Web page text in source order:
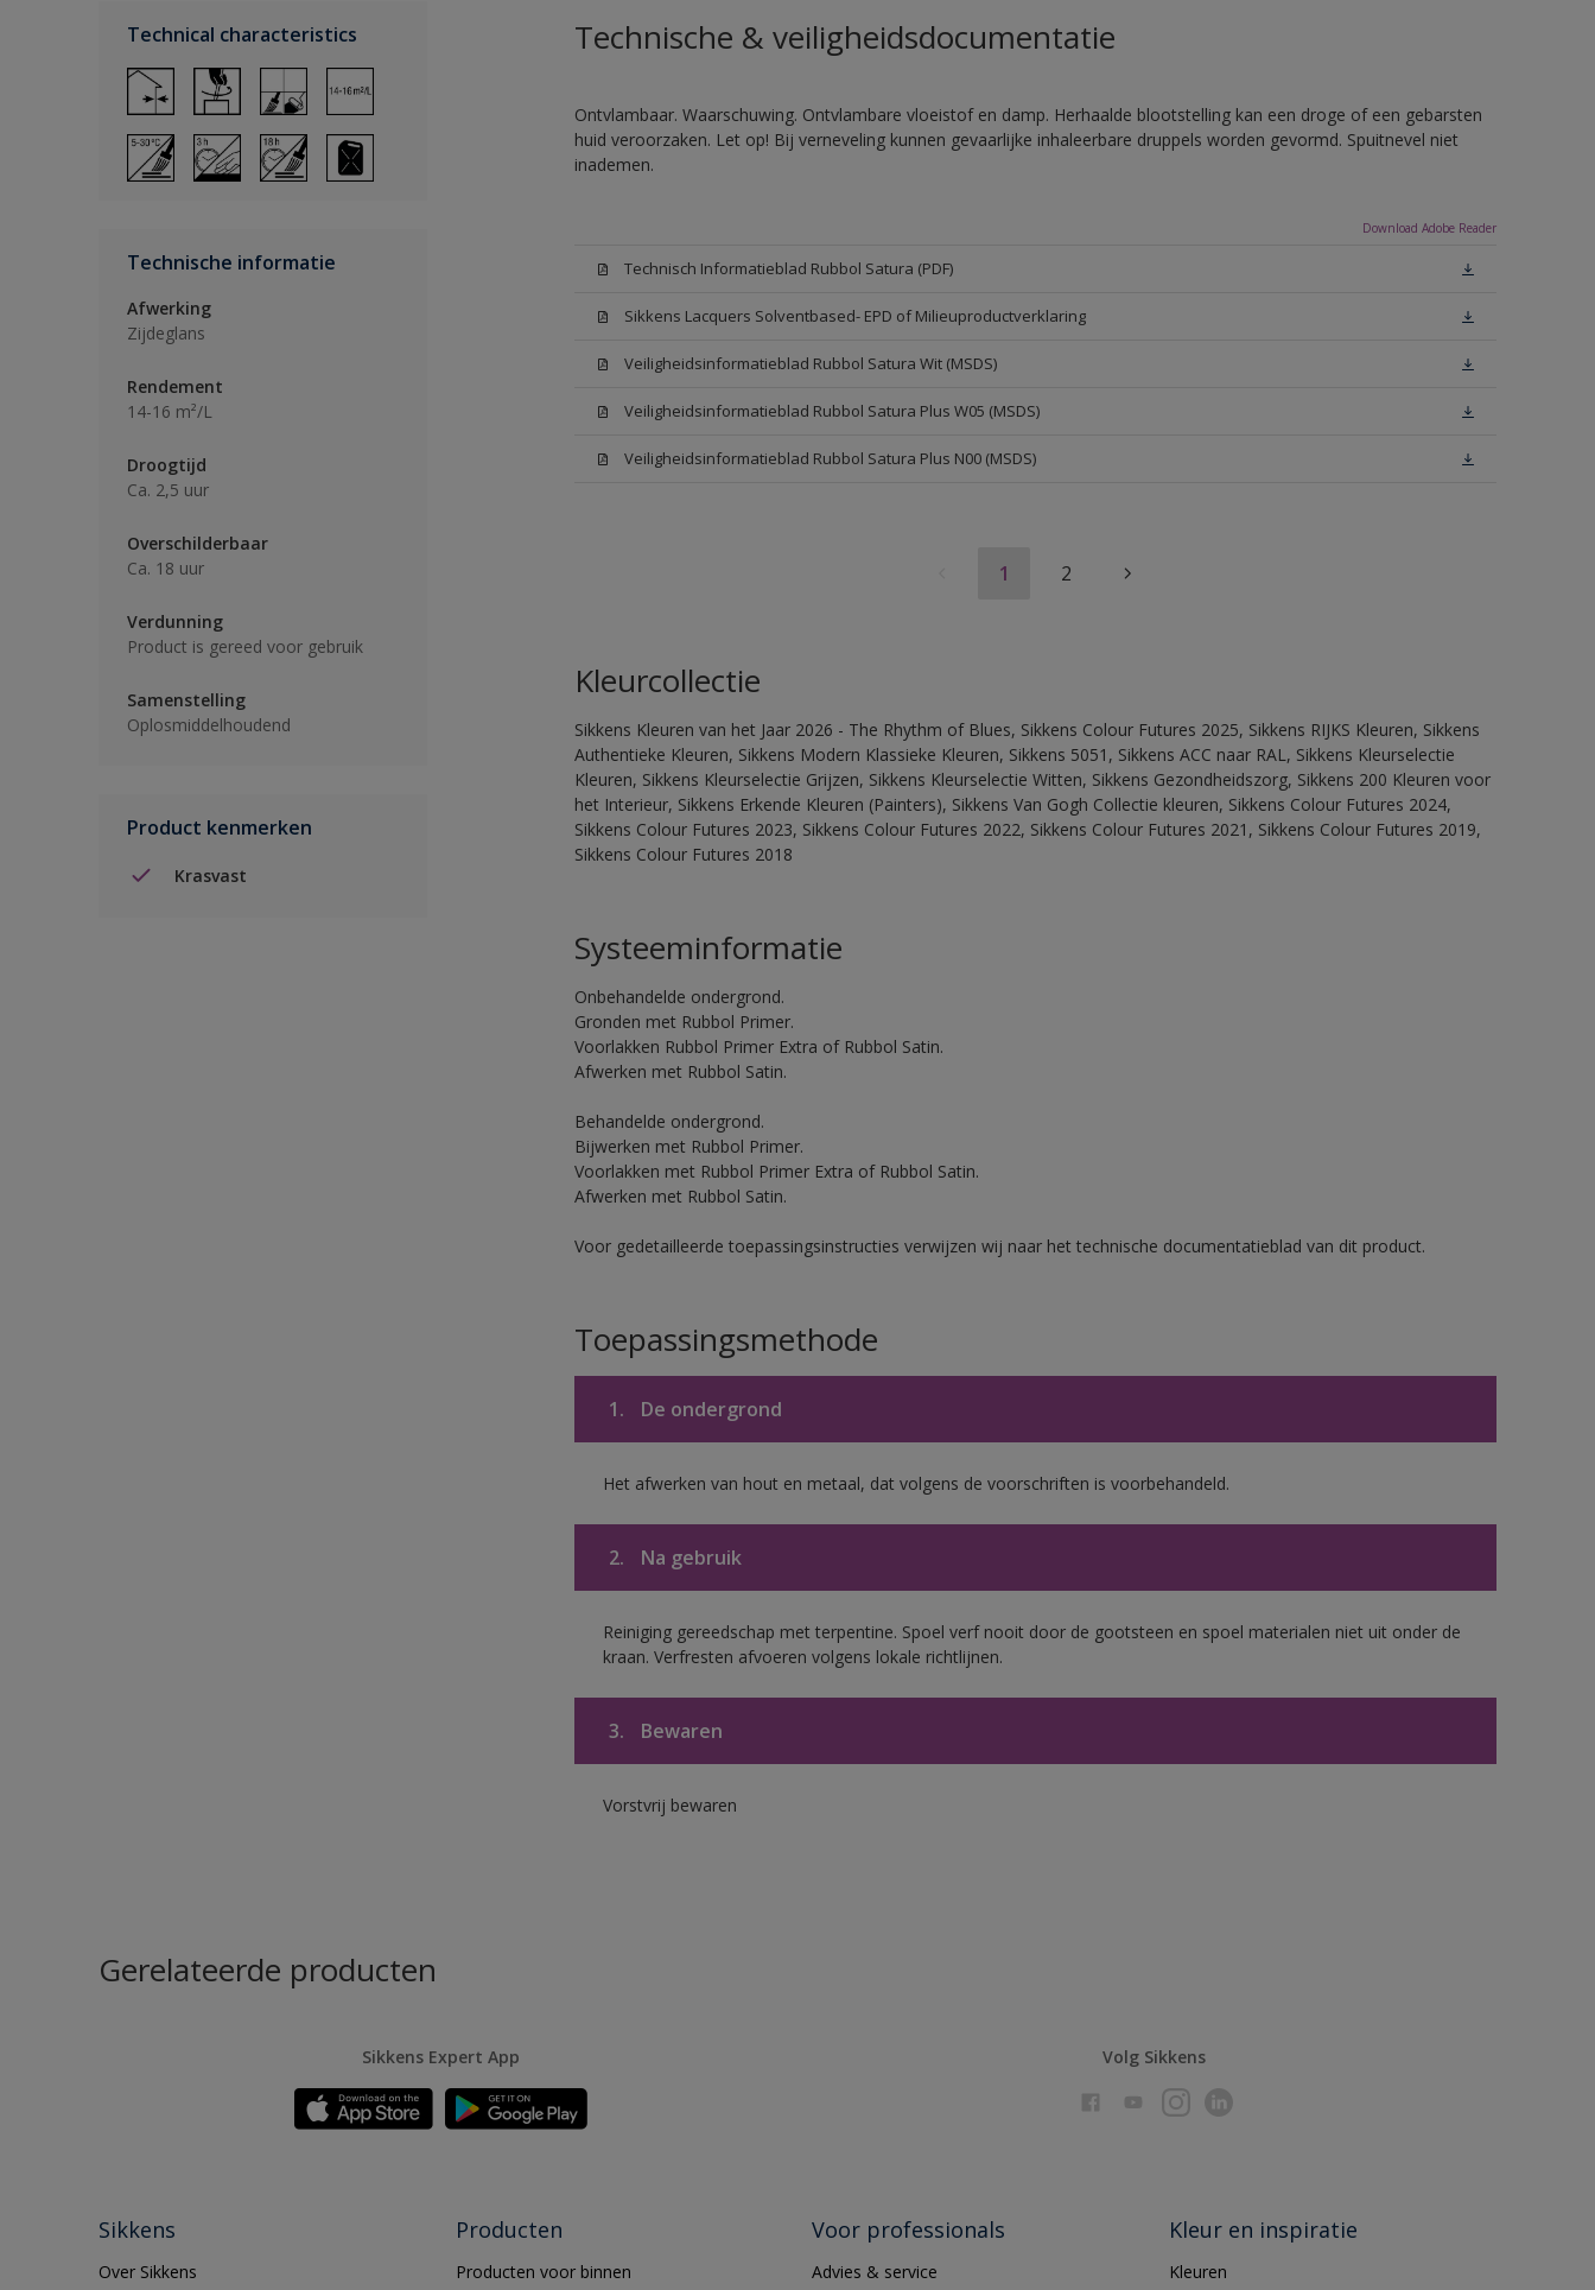
Technical characteristics
Technische informatie
Afwerking
Zijdeglans
Rendement
14-16 m²/L
Droogtijd
Ca. 2,5 uur
Overschilderbaar
Ca. 18 uur
Verdunning
Product is gereed voor gebruik
Samenstelling
Oplosmiddelhoudend
Product kenmerken
Krasvast
Technische & veiligheidsdocumentatie
Ontvlambaar. Waarschuwing. Ontvlambare vloeistof en damp. Herhaalde blootstelling kan een droge of een gebarsten
huid veroorzaken. Let op! Bij verneveling kunnen gevaarlijke inhaleerbare druppels worden gevormd. Spuitnevel niet
inademen.
Download Adobe Reader
Technisch Informatieblad Rubbol Satura (PDF)
Sikkens Lacquers Solventbased- EPD of Milieuproductverklaring
Veiligheidsinformatieblad Rubbol Satura Wit (MSDS)
Veiligheidsinformatieblad Rubbol Satura Plus W05 (MSDS)
Veiligheidsinformatieblad Rubbol Satura Plus N00 (MSDS)
1 2
Kleurcollectie
Sikkens Kleuren van het Jaar 2026 - The Rhythm of Blues, Sikkens Colour Futures 2025, Sikkens RIJKS Kleuren, Sikkens
Authentieke Kleuren, Sikkens Modern Klassieke Kleuren, Sikkens 5051, Sikkens ACC naar RAL, Sikkens Kleurselectie
Kleuren, Sikkens Kleurselectie Grijzen, Sikkens Kleurselectie Witten, Sikkens Gezondheidszorg, Sikkens 200 Kleuren voor
het Interieur, Sikkens Erkende Kleuren (Painters), Sikkens Van Gogh Collectie kleuren, Sikkens Colour Futures 2024,
Sikkens Colour Futures 2023, Sikkens Colour Futures 2022, Sikkens Colour Futures 2021, Sikkens Colour Futures 2019,
Sikkens Colour Futures 2018
Systeeminformatie
Onbehandelde ondergrond.
Gronden met Rubbol Primer.
Voorlakken Rubbol Primer Extra of Rubbol Satin.
Afwerken met Rubbol Satin.
Behandelde ondergrond.
Bijwerken met Rubbol Primer.
Voorlakken met Rubbol Primer Extra of Rubbol Satin.
Afwerken met Rubbol Satin.
Voor gedetailleerde toepassingsinstructies verwijzen wij naar het technische documentatieblad van dit product.
Toepassingsmethode
1. De ondergrond
Het afwerken van hout en metaal, dat volgens de voorschriften is voorbehandeld.
2. Na gebruik
Reiniging gereedschap met terpentine. Spoel verf nooit door de gootsteen en spoel materialen niet uit onder de
kraan. Verfresten afvoeren volgens lokale richtlijnen.
3. Bewaren
Vorstvrij bewaren
Gerelateerde producten
Sikkens Expert App Volg Sikkens
Sikkens
Over Sikkens
Producten
Producten voor binnen
Voor professionals
Advies & service
Kleur en inspiratie
Kleuren